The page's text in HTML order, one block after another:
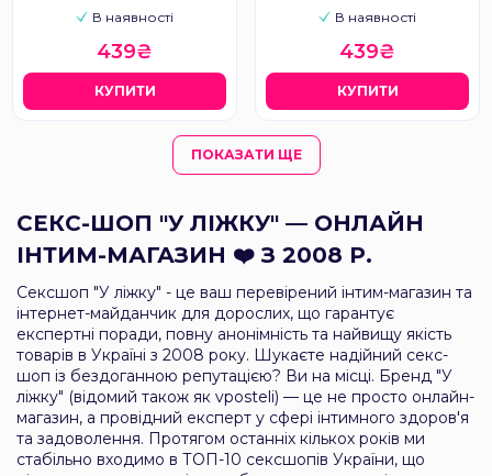
В наявності
439₴
КУПИТИ
В наявності
439₴
КУПИТИ
ПОКАЗАТИ ЩЕ
СЕКС-ШОП "У ЛІЖКУ" — ОНЛАЙН
ІНТИМ-МАГАЗИН ❤️ З 2008 Р.
Сексшоп "У ліжку" - це ваш перевірений інтим-магазин та
інтернет-майданчик для дорослих, що гарантує
експертні поради, повну анонімність та найвищу якість
товарів в Україні з 2008 року. Шукаєте надійний секс-
шоп із бездоганною репутацією? Ви на місці. Бренд "У
ліжку" (відомий також як vposteli) — це не просто онлайн-
магазин, а провідний експерт у сфері інтимного здоров'я
та задоволення. Протягом останніх кількох років ми
стабільно входимо в ТОП-10 сексшопів України, що